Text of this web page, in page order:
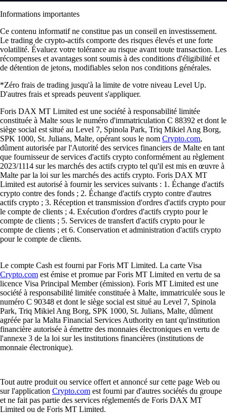
Informations importantes
Ce contenu informatif ne constitue pas un conseil en investissement.
Le trading de crypto-actifs comporte des risques élevés et une forte
volatilité. Évaluez votre tolérance au risque avant toute transaction. Les
récompenses et avantages sont soumis à des conditions d'éligibilité et
de détention de jetons, modifiables selon nos conditions générales.
*Zéro frais de trading jusqu'à la limite de votre niveau Level Up.
D'autres frais et spreads peuvent s'appliquer.
Foris DAX MT Limited est une société à responsabilité limitée
constituée à Malte sous le numéro d'immatriculation C 88392 et dont le
siège social est situé au Level 7, Spinola Park, Triq Mikiel Ang Borg,
SPK 1000, St. Julians, Malte, opérant sous le nom Crypto.com,
dûment autorisée par l'Autorité des services financiers de Malte en tant
que fournisseur de services d'actifs crypto conformément au règlement
2023/1114 sur les marchés des actifs crypto tel qu'il est mis en œuvre à
Malte par la loi sur les marchés des actifs crypto. Foris DAX MT
Limited est autorisé à fournir les services suivants : 1. Échange d'actifs
crypto contre des fonds ; 2. Échange d'actifs crypto contre d'autres
actifs crypto ; 3. Réception et transmission d'ordres d'actifs crypto pour
le compte de clients ; 4. Exécution d'ordres d'actifs crypto pour le
compte de clients ; 5. Services de transfert d'actifs crypto pour le
compte de clients ; et 6. Conservation et administration d'actifs crypto
pour le compte de clients.
Le compte Cash est fourni par Foris MT Limited. La carte Visa
Crypto.com est émise et promue par Foris MT Limited en vertu de sa
licence Visa Principal Member (émission). Foris MT Limited est une
société à responsabilité limitée constituée à Malte, immatriculée sous le
numéro C 90348 et dont le siège social est situé au Level 7, Spinola
Park, Triq Mikiel Ang Borg, SPK 1000, St. Julians, Malte, dûment
agréée par la Malta Financial Services Authority en tant qu'institution
financière autorisée à émettre des monnaies électroniques en vertu de
l'annexe 3 de la loi sur les institutions financières (institutions de
monnaie électronique).
Tout autre produit ou service offert et annoncé sur cette page Web ou
sur l'application Crypto.com est fourni par d'autres sociétés du groupe
et ne fait pas partie des services réglementés de Foris DAX MT
Limited ou de Foris MT Limited.